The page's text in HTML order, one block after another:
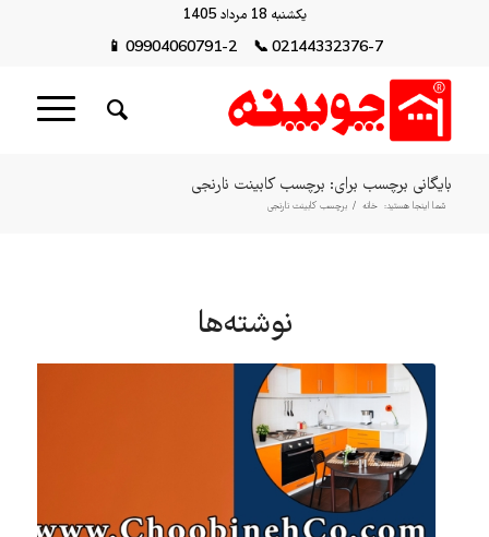
یکشنبه 18 مرداد 1405
02144332376-7
📞
09904060791-2
📱
بایگانی برچسب برای: برچسب کابینت نارنجی
شما اینجا هستید: خانه / برچسب کابینت نارنجی
نوشته‌ها